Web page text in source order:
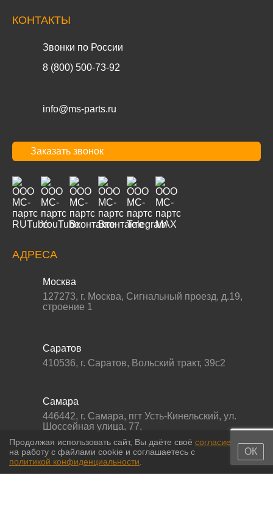
КОНТАКТЫ
Звонки по России
8 (800) 500-73-92
info@ms-parts.ru
Заказать звонок
АДРЕСА
Москва
127273, г. Москва, Сигнальный проезд, д.19,
строение 1
Саратов
410536, г. Саратов, Вольский тракт, 39с2
Самара
446442, г. Самара, пгт Усть-Кинельский, ул.
Шоссейная улица, 77,
Продолжая использовать сайт, Вы даёте своё согласие
на работу с файлами cookie и соглашаетесь с
политикой конфиденциальности
ОК